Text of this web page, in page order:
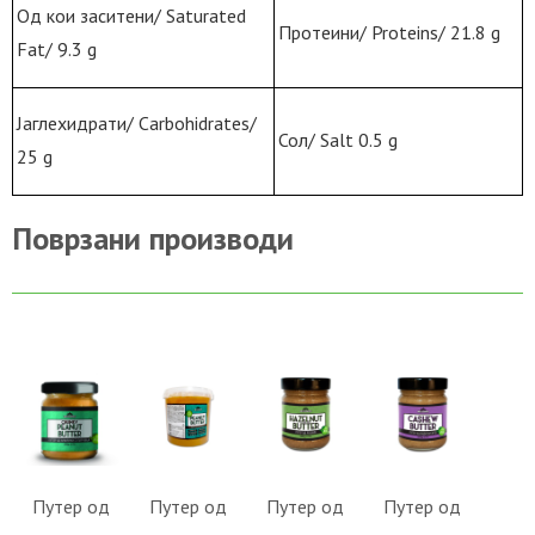
Од кои заситени/ Saturated
Fat/ 9.3 g
Протеини/ Proteins/ 21.8 g
Јаглехидрати/ Carbohidrates/
25 g
Сол/ Salt 0.5 g
Поврзани производи
Путер од
ВО
КОШНИЧКА
Во желби
Путер од
ВО
КОШНИЧКА
Во желби
Путер од
ВО
КОШНИЧКА
Во желби
Путер од
ВО
КОШНИЧКА
Во желби